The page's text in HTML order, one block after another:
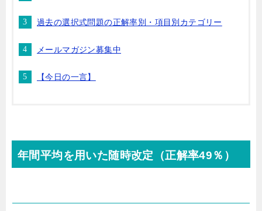
過去の選択式問題の正解率別・項目別カテゴリー
メールマガジン募集中
【今日の一言】
年間平均を用いた随時改定（正解率49％）